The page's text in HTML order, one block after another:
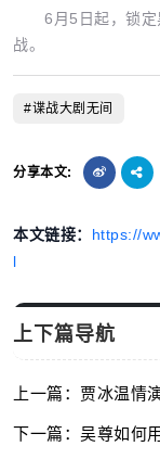
6月5日起，锁定
战。
#谍战大剧无间
分享本文:
本文链接： https://
l
上下篇导航
上一篇：贾冰温情
下一篇：吴尊如何